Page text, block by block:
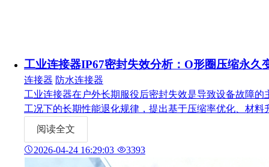
工业连接器IP67密封失效分析：O形圈压缩永久
连接器 防水连接器
工业连接器在户外长期服役后密封失效是导致设备故障
工况下的长期性能退化规律，提出基于压缩率优化、材
阅读全文
2026-04-24 16:29:03 3393